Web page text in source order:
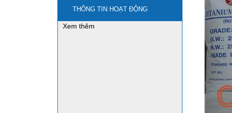
THÔNG TIN HOẠT ĐỘNG
Xem thêm